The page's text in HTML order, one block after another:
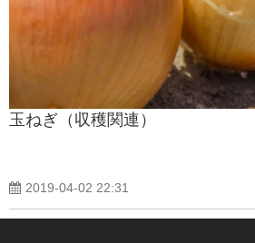
玉ねぎ（収穫関連）
2019-04-02 22:31